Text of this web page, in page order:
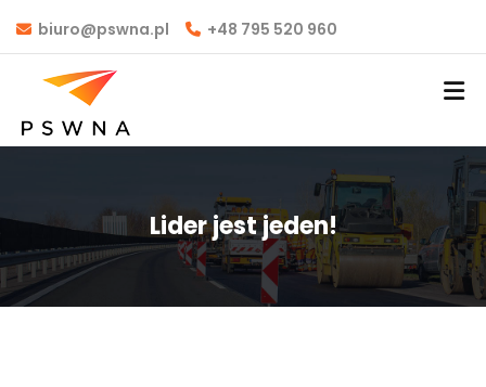
biuro@pswna.pl +48 795 520 960
Lider jest jeden!